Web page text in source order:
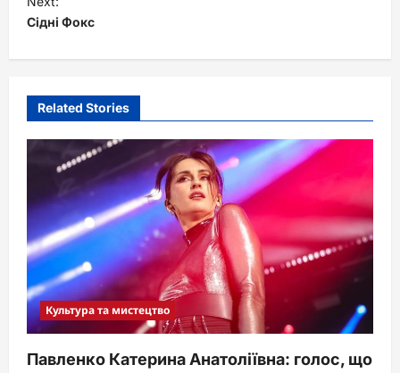
n
a
g
i
o
n
Сідні Фокс
Related Stories
Культура та мистецтво
Павленко Катерина Анатоліївна: голос, що